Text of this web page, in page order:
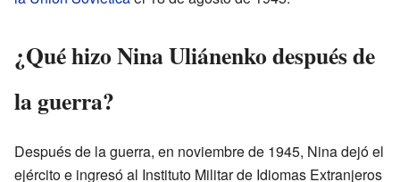
¿Qué hizo Nina Uliánenko después de
la guerra?
Después de la guerra, en noviembre de 1945, Nina dejó el
ejército e ingresó al Instituto Militar de Idiomas Extranjeros